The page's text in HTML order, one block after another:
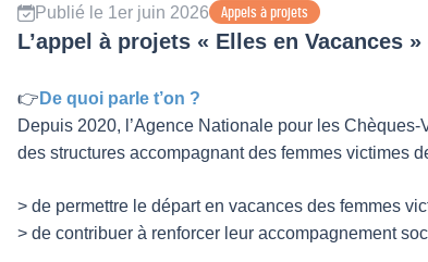
Publié le 1er juin 2026 Appels à projets
L’appel à projets « Elles en Vacances
👉 De quoi parle t’on ?
Depuis 2020, l’Agence Nationale pour les
des structures accompagnant des femmes victimes
> de permettre le départ en vacances des femmes
> de contribuer à renforcer leur accompagnement